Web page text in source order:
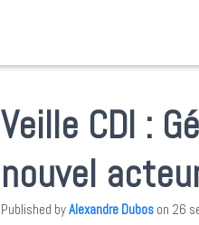
Veille CDI :
nouvel
Published byAlexandre Dubos on 26